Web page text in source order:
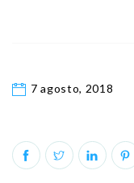
7 agosto, 2018